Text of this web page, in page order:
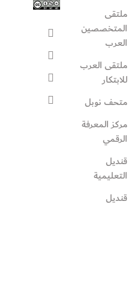
ملتقى
المتخصصين
العرب
ملتقى العرب
للابتكار
متحف نوبل
مركز المعرفة
الرقمي
قنديل
التعليمية
قنديل